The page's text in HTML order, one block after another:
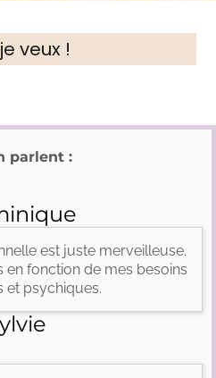
veux !
parlent :
est juste merveilleuse.
en fonction de mes besoins
et psychiques.